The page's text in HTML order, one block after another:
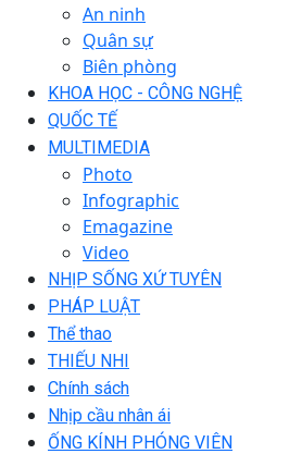
An ninh
Quân sự
Biên phòng
KHOA HỌC - CÔNG NGHỆ
QUỐC TẾ
MULTIMEDIA
Photo
Infographic
Emagazine
Video
NHỊP SỐNG XỨ TUYÊN
PHÁP LUẬT
Thể thao
THIẾU NHI
Chính sách
Nhịp cầu nhân ái
ỐNG KÍNH PHÓNG VIÊN